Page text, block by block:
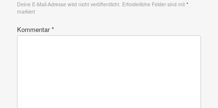
Deine E-Mail-Adresse wird nicht veröffentlicht. Erforderliche Felder sind mit *
markiert
Kommentar*